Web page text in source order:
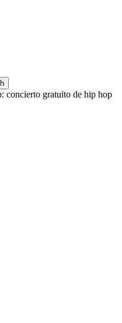
concierto gratuito de hip hop